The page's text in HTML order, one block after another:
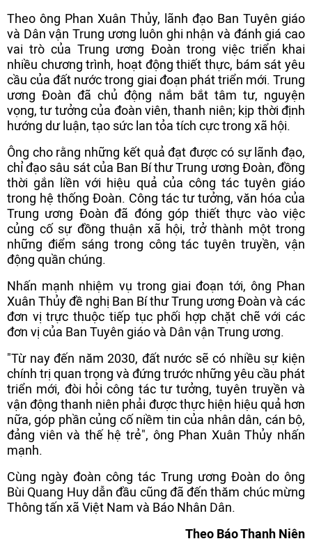
Theo ông Phan Xuân Thủy, lãnh đạo Ban Tuyên giáo
và Dân vận Trung ương luôn ghi nhận và đánh giá cao
vai trò của Trung ương Đoàn trong việc triển khai
nhiều chương trình, hoạt động thiết thực, bám sát yêu
cầu của đất nước trong giai đoạn phát triển mới. Trung
ương Đoàn đã chủ động nắm bắt tâm tư, nguyện
vọng, tư tưởng của đoàn viên, thanh niên; kịp thời định
hướng dư luận, tạo sức lan tỏa tích cực trong xã hội.
Ông cho rằng những kết quả đạt được có sự lãnh đạo,
chỉ đạo sâu sát của Ban Bí thư Trung ương Đoàn, đồng
thời gắn liền với hiệu quả của công tác tuyên giáo
trong hệ thống Đoàn. Công tác tư tưởng, văn hóa của
Trung ương Đoàn đã đóng góp thiết thực vào việc
củng cố sự đồng thuận xã hội, trở thành một trong
những điểm sáng trong công tác tuyên truyền, vận
động quần chúng.
Nhấn mạnh nhiệm vụ trong giai đoạn tới, ông Phan
Xuân Thủy đề nghị Ban Bí thư Trung ương Đoàn và các
đơn vị trực thuộc tiếp tục phối hợp chặt chẽ với các
đơn vị của Ban Tuyên giáo và Dân vận Trung ương.
"Từ nay đến năm 2030, đất nước sẽ có nhiều sự kiện
chính trị quan trọng và đứng trước những yêu cầu phát
triển mới, đòi hỏi công tác tư tưởng, tuyên truyền và
vận động thanh niên phải được thực hiện hiệu quả hơn
nữa, góp phần củng cố niềm tin của nhân dân, cán bộ,
đảng viên và thế hệ trẻ", ông Phan Xuân Thủy nhấn
mạnh.
Cùng ngày đoàn công tác Trung ương Đoàn do ông
Bùi Quang Huy dẫn đầu cũng đã đến thăm chúc mừng
Thông tấn xã Việt Nam và Báo Nhân Dân.
Theo Báo Thanh Niên